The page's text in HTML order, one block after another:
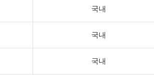
국내
국내
국내